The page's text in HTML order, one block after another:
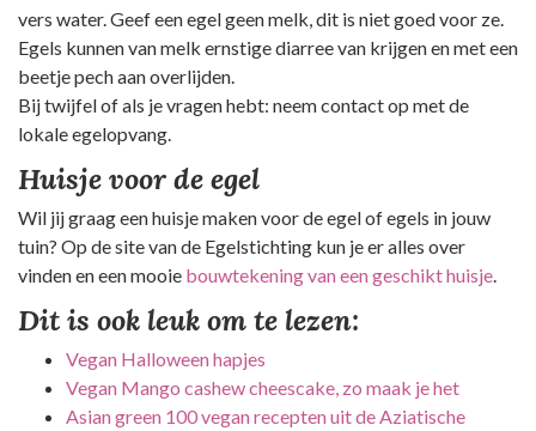
vers water. Geef een egel geen melk, dit is niet goed voor ze.
Egels kunnen van melk ernstige diarree van krijgen en met een
beetje pech aan overlijden.
Bij twijfel of als je vragen hebt: neem contact op met de
lokale egelopvang.
Huisje voor de egel
Wil jij graag een huisje maken voor de egel of egels in jouw
tuin? Op de site van de Egelstichting kun je er alles over
vinden en een mooie bouwtekening van een geschikt huisje
Dit is ook leuk om te lezen:
Vegan Halloween hapjes
Vegan Mango cashew cheescake, zo maak je het
Asian green 100 vegan recepten uit de Aziatische